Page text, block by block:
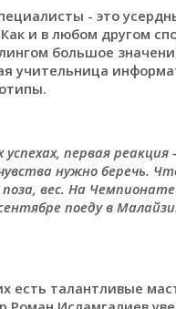
- это
и в любом другом
большое
учительница
первая
нужно беречь.
вес. На
поеду в
есть талантливые